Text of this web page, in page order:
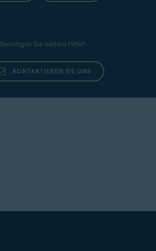
Benötigen Sie weitere Hilfe?
KONTAKTIEREN SIE UNS